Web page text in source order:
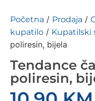
Početna / Prodaja /
kupatilo / Kupatilski
poliresin, bijela
Tendance
poliresin,